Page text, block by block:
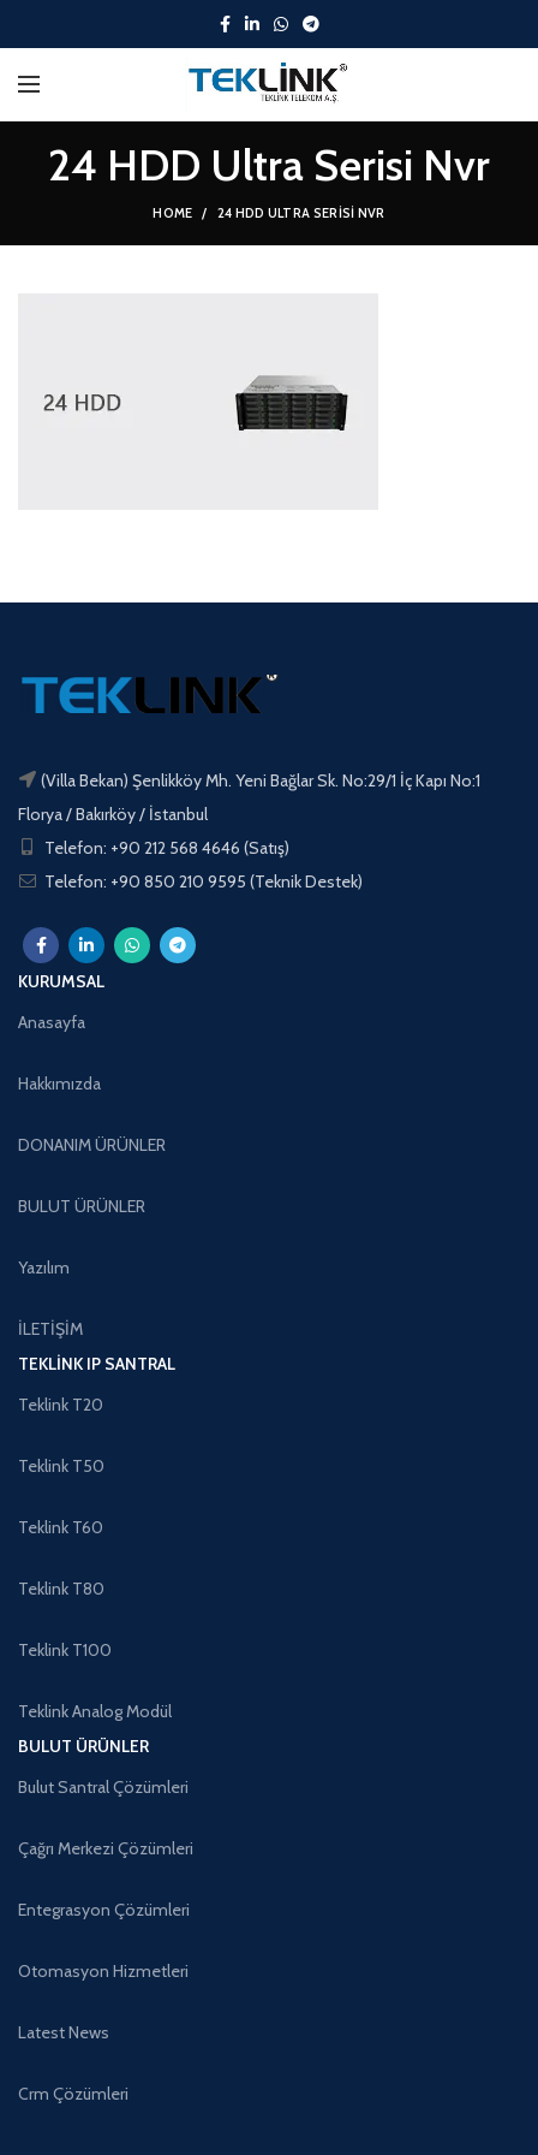
24 HDD Ultra Serisi Nvr
HOME 24 HDD ULTRA SERISI NVR
(Villa Bekan) Şenlikköy Mh. Yeni Bağlar Sk. No:29/1 İç Kapı No:1
Florya / Bakırköy / İstanbul
Telefon: +90 212 568 4646 (Satış)
Telefon: +90 850 210 9595 (Teknik Destek)
KURUMSAL
Anasayfa
Hakkımızda
DONANIM ÜRÜNLER
BULUT ÜRÜNLER
Yazılım
İLETİŞİM
TEKLINK IP SANTRAL
Teklink T20
Teklink T50
Teklink T60
Teklink T80
Teklink T100
Teklink Analog Modül
BULUT ÜRÜNLER
Bulut Santral Çözümleri
Çağrı Merkezi Çözümleri
Entegrasyon Çözümleri
Otomasyon Hizmetleri
Latest News
Crm Çözümleri